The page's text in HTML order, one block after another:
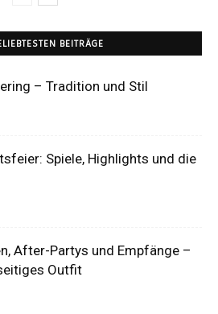
BEITRÄGE
– Tradition und Stil
Spiele, Highlights und die
After-Partys und Empfänge –
Outfit